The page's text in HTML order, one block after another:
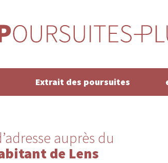
Extrait des poursuites
auprès du
de Lens